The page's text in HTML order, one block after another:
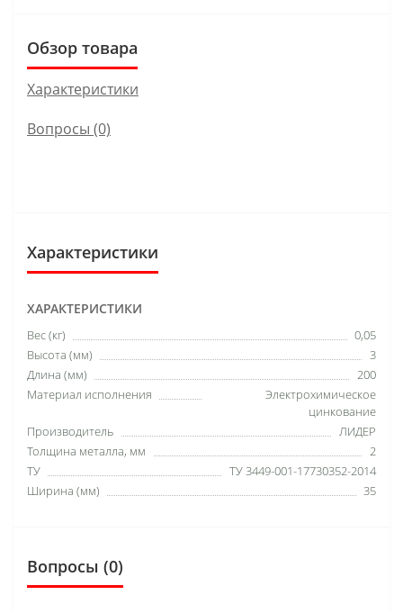
Обзор товара
Характеристики
Вопросы (0)
Характеристики
ХАРАКТЕРИСТИКИ
Вес (кг)
0,05
Высота (мм)
3
Длина (мм)
200
Материал исполнения
Электрохимическое
цинкование
Производитель
ЛИДЕР
Толщина металла, мм
2
ТУ
ТУ 3449-001-17730352-2014
Ширина (мм)
35
Вопросы (0)